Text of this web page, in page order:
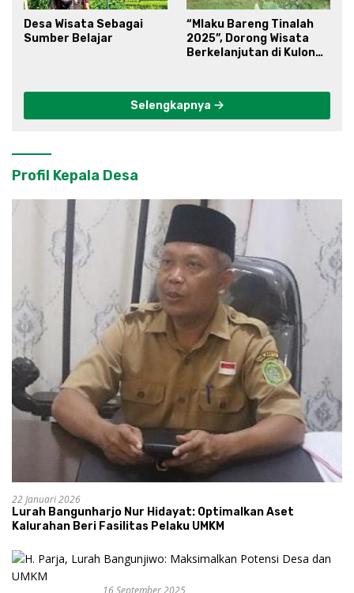
Desa Wisata Sebagai
Sumber Belajar
“Mlaku Bareng Tinalah
2025”, Dorong Wisata
Berkelanjutan di Kulon
Selengkapnya
Profil Kepala Desa
22 Januari 2026
Lurah Bangunharjo Nur Hidayat: Optimalkan Aset
Kalurahan Beri Fasilitas Pelaku UMKM
16 September 2025